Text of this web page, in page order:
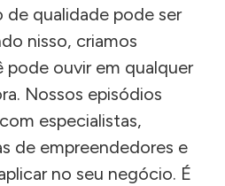
qualidade pode ser
nisso, criamos
pode ouvir em qualquer
Nossos episódios
especialistas,
de empreendedores e
no seu negócio. É